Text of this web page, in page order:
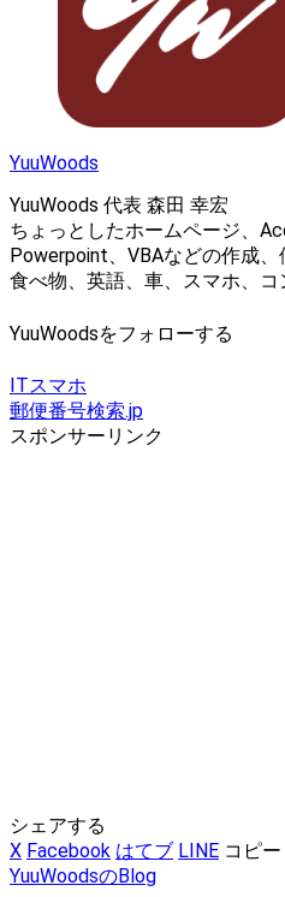
YuuWoods
YuuWoods 代表 森田 幸宏
ちょっとしたホームページ、
Powerpoint、VBAなどの作成
食べ物、英語、車、スマホ、コ
YuuWoodsをフォローする
ITスマホ
郵便番号検索.jp
スポンサーリンク
シェアする
X Facebook はてブ LINE コピー
YuuWoodsのBlog